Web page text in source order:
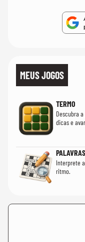
MEUS JOGOS
TERMO
Descubra
dicas e
Interprete
ritmo.